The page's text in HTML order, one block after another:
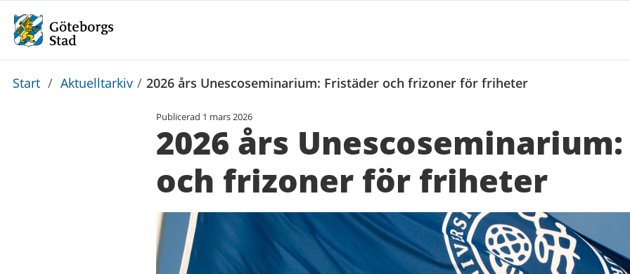
Du
Start / Aktuelltarkiv / 2026 års Unescoseminarium: Fristäder och frizoner för friheter
Publicerad 1 mars 2026
2026 års
och frizoner för friheter